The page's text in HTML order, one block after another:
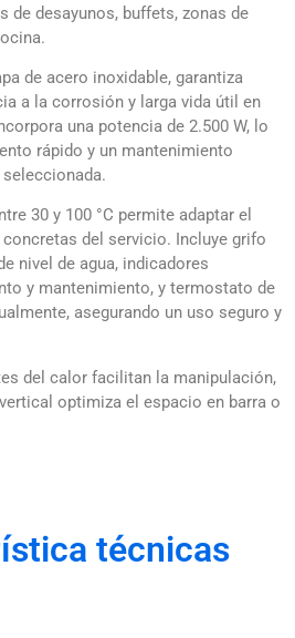
de desayunos, buffets, zonas de
de acero inoxidable, garantiza
a la corrosión y larga vida útil en
una potencia de 2.500 W, lo
rápido y un mantenimiento
30 y 100 °C permite adaptar el
del servicio. Incluye grifo
nivel de agua, indicadores
y mantenimiento, y termostato de
asegurando un uso seguro y
del calor facilitan la manipulación,
optimiza el espacio en barra o
técnicas